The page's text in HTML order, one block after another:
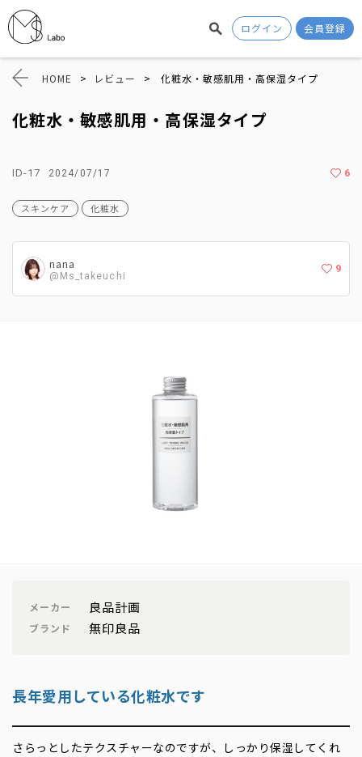
ログイン 会員登録
HOME > レビュー > 化粧水・敏感肌用・高保湿タイプ
化粧水・敏感肌用・高保湿タイプ
ID-17 2024/07/17 6
スキンケア 化粧水
nana
@Ms_takeuchi
9
メーカー 良品計画
ブランド 無印良品
長年愛用している化粧水です
さらっとしたテクスチャーなのですが、しっかり保湿してくれ